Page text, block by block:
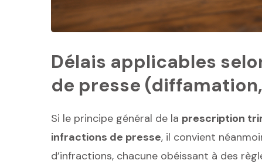
Délais applicables
de presse
Si le principe général de la prescription
infractions de presse, il convient
d’infractions, chacune obéissant à des